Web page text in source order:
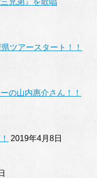
兄弟』を歌唱
ツアースタート！！
の山内惠介さん！！
2019年4月8日